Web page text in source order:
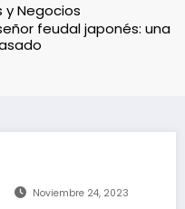
y Negocios
feudal japonés: una
Noviembre 24, 2023